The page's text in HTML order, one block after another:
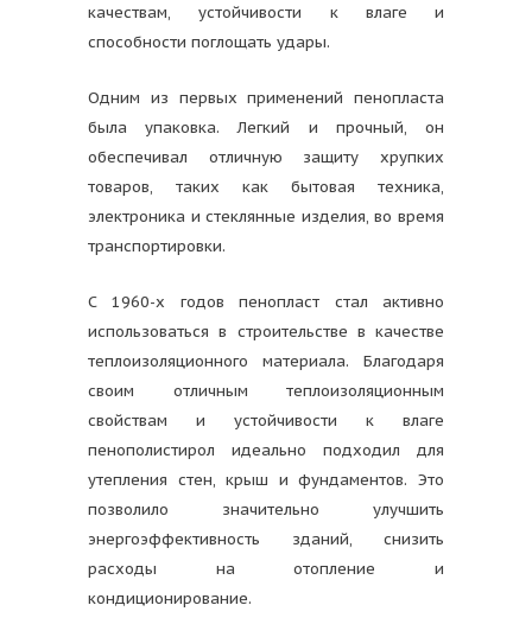
качествам, устойчивости к влаге и
способности поглощать удары.
Одним из первых применений пенопласта
была упаковка. Легкий и прочный, он
обеспечивал отличную защиту хрупких
товаров, таких как бытовая техника,
электроника и стеклянные изделия, во время
транспортировки.
С 1960-х годов пенопласт стал активно
использоваться в строительстве в качестве
теплоизоляционного материала. Благодаря
своим отличным теплоизоляционным
свойствам и устойчивости к влаге
пенополистирол идеально подходил для
утепления стен, крыш и фундаментов. Это
позволило значительно улучшить
энергоэффективность зданий, снизить
расходы на отопление и
кондиционирование.